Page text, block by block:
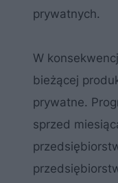
prywatnych.
W
bieżącej
prywatne.
sprzed